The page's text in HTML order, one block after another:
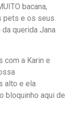
bacana,
pets e os seus
querida Jana
com a Karin e
alto e ela
bloquinho aqui de